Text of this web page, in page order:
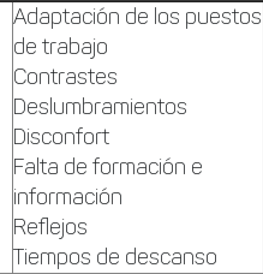
Adaptación de los puestos
de trabajo
Contrastes
Deslumbramientos
Disconfort
Falta de formación e
información
Reflejos
Tiempos de descanso